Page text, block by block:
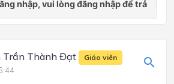
Trần Thành Đạt Giáo viên